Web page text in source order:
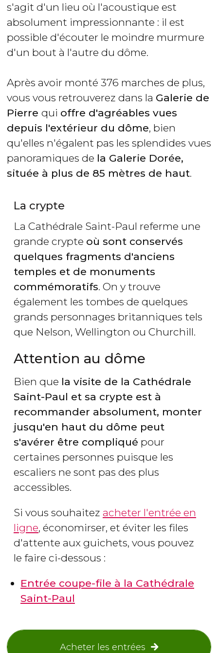
s'agit d'un lieu où l'acoustique est
absolument impressionnante : il est
possible d'écouter le moindre murmure
d'un bout à l'autre du dôme.
Après avoir monté 376 marches de plus,
vous vous retrouverez dans la Galerie de
Pierre qui offre d'agréables vues
depuis l'extérieur du dôme, bien
qu'elles n'égalent pas les splendides vues
panoramiques de la Galerie Dorée,
située à plus de 85 mètres de haut.
La crypte
La Cathédrale Saint-Paul referme une
grande crypte où sont conservés
quelques fragments d'anciens
temples et de monuments
commémoratifs. On y trouve
également les tombes de quelques
grands personnages britanniques tels
que Nelson, Wellington ou Churchill.
Attention au dôme
Bien que la visite de la Cathédrale
Saint-Paul et sa crypte est à
recommander absolument, monter
jusqu'en haut du dôme peut
s'avérer être compliqué pour
certaines personnes puisque les
escaliers ne sont pas des plus
accessibles.
Si vous souhaitez acheter l'entrée en
ligne, économirser, et éviter les files
d'attente aux guichets, vous pouvez
le faire ci-dessous :
Entrée coupe-file à la Cathédrale
Saint-Paul
Acheter les entrées